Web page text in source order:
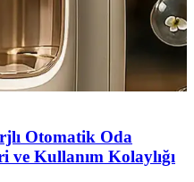
Otomatik Oda
Kullanım Kolaylığı